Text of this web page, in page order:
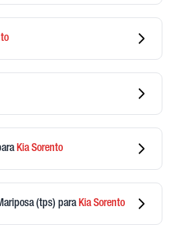
KiaSorento
(tps) para KiaSorento